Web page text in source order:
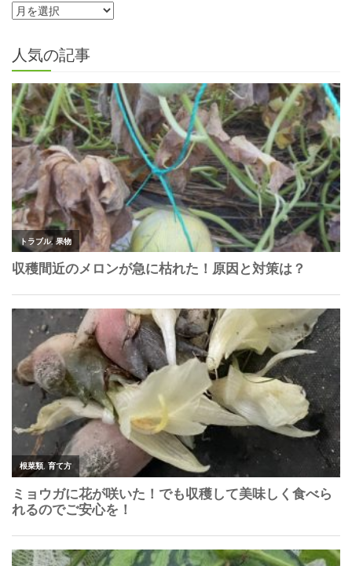
人気の記事